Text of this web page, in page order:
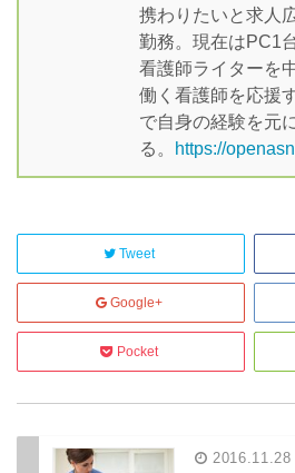
携わりたいと求人
勤務。現在はPC1
看護師ライターを
働く看護師を応援
で自身の経験を元
る。
https://
Tweet
Google+
Pocket
2016.11.28